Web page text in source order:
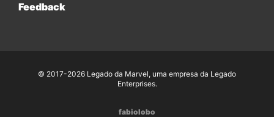
Feedback
© 2017-2026 Legado da Marvel, uma empresa da Legado
Enterprises.
fabiolobo